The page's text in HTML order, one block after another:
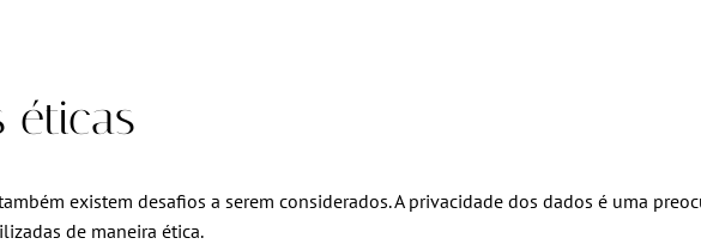
éticas
existem desafios a serem considerados. A privacidade dos dados é uma
de maneira ética.